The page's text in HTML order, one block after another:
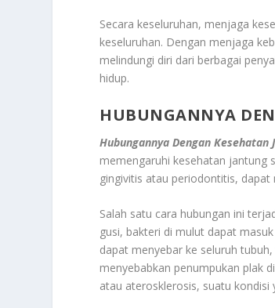
Secara keseluruhan, menjaga
keseluruhan. Dengan menjaga
melindungi diri dari berbagai
hidup.
HUBUNGANNYA
Hubungannya Dengan Kesehatan
memengaruhi kesehatan jantung
gingivitis atau periodontitis,
Salah satu cara hubungan ini
gusi, bakteri di mulut dapat
dapat menyebar ke seluruh
menyebabkan penumpukan plak
atau aterosklerosis, suatu